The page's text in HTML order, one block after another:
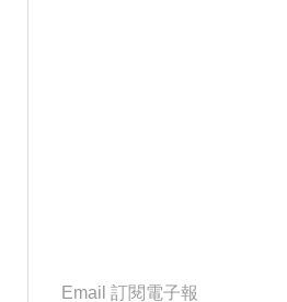
Email 訂閱電子報